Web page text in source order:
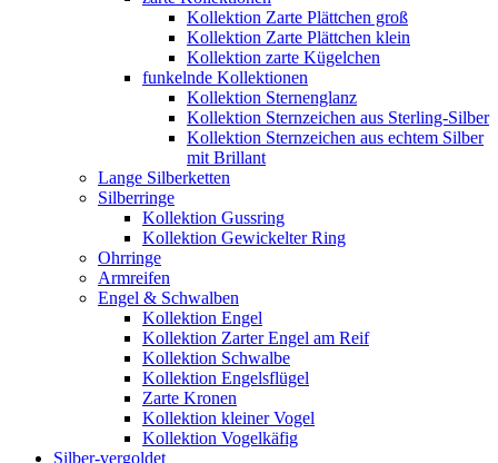
Kollektion Zarte Plättchen groß
Kollektion Zarte Plättchen klein
Kollektion zarte Kügelchen
funkelnde Kollektionen
Kollektion Sternenglanz
Kollektion Sternzeichen aus Sterling-Silber
Kollektion Sternzeichen aus echtem Silber
mit Brillant
Lange Silberketten
Silberringe
Kollektion Gussring
Kollektion Gewickelter Ring
Ohrringe
Armreifen
Engel & Schwalben
Kollektion Engel
Kollektion Zarter Engel am Reif
Kollektion Schwalbe
Kollektion Engelsflügel
Zarte Kronen
Kollektion kleiner Vogel
Kollektion Vogelkäfig
Silber-vergoldet